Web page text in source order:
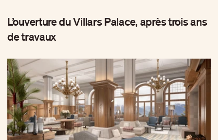
L’ouverture du Villars Palace, après trois ans
de travaux